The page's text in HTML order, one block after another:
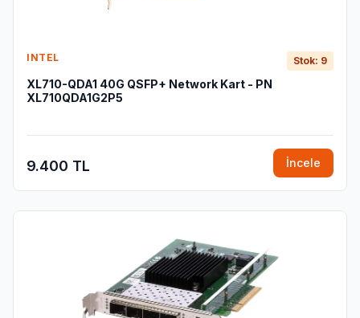
INTEL Stok: 9
XL710-QDA1 40G QSFP+ Network Kart - PN
XL710QDA1G2P5
9.400 TL İncele